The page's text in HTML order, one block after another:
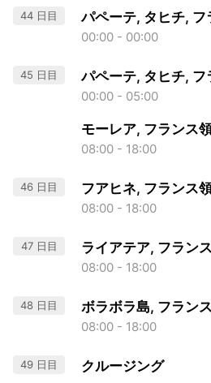
44 日目 パペーテ, タヒチ,
00:00 - 00:00
45 日目 パペーテ, タヒチ,
00:00 - 05:00
モーレア, フランス
08:00 - 18:00
46 日目 フアヒネ, フランス
08:00 - 18:00
47 日目 ライアテア, フラン
08:00 - 18:00
48 日目 ボラボラ島, フラン
08:00 - 18:00
49 日目 クルージング